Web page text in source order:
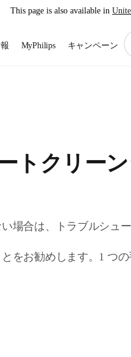
This page is also available in
MyPhilips キャンペーン
トクリー
場合は、トラブルシュ
をお勧めします。1 つ